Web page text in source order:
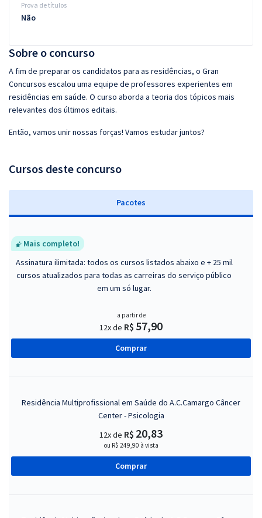
Sobre o concurso
A fim de preparar os candidatos para as residências, o Gran
Concursos escalou uma equipe de professores experientes em
residências em saúde. O curso aborda a teoria dos tópicos mais
relevantes dos últimos editais.
Então, vamos unir nossas forças! Vamos estudar juntos?
Cursos deste concurso
Pacotes
Mais completo!
Assinatura ilimitada: todos os cursos listados abaixo e + 25 mil
cursos atualizados para todas as carreiras do serviço público
em um só lugar.
a partir de
12x de R$ 57,90
Comprar
Residência Multiprofissional em Saúde do A.C.Camargo Câncer
Center - Psicologia
12x de R$ 20,83
ou R$ 249,90 à vista
Comprar
Prova de títulos
Não